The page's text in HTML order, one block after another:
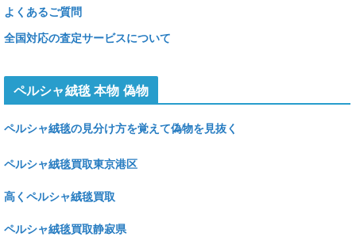
よくあるご質問
全国対応の査定サービスについて
ペルシャ絨毯 本物 偽物
ペルシャ絨毯の見分け方を覚えて偽物を見抜く
ペルシャ絨毯買取東京港区
高くペルシャ絨毯買取
ペルシャ絨毯買取静寂県